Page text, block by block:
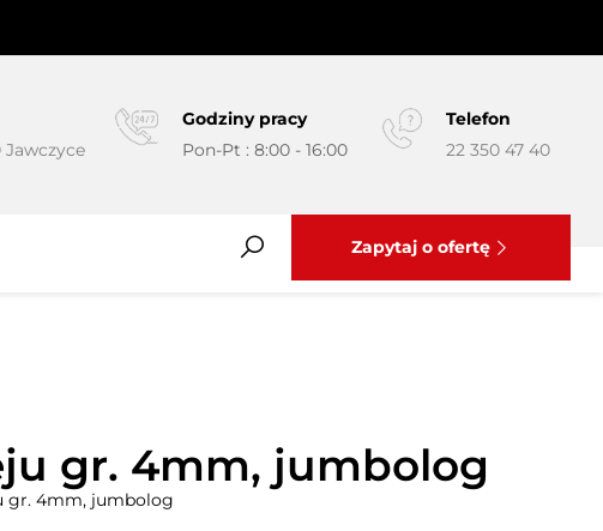
Jawczyce
Godziny pracy
Pon-Pt : 8:00 - 16:00
Telefon
22 350 47 40
Zapytaj o ofertę
gr. 4mm, jumbolog
gr. 4mm, jumbolog